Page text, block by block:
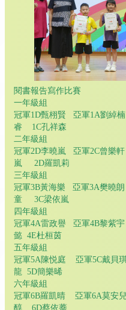
閱書報告寫作比賽
一年級組
冠軍1D甄栩賢 亞軍1A劉綽
睿 1C孔祥森
二年級組
冠軍2D李曉嵐 亞軍2C曾樂
嵐 2D羅凱莉
三年級組
冠軍3B黃海樂 亞軍3A樊曉
童 3C梁依嵐
四年級組
冠軍4A雷政譽 亞軍4B黎紫
懿 4E杜桓茵
五年級組
冠軍5A陳悦庭 亞軍5C戴貝
龍 5D簡樂晞
六年級組
冠軍6B羅凱晴 亞軍6A莫
醇 6D蔡依蕎